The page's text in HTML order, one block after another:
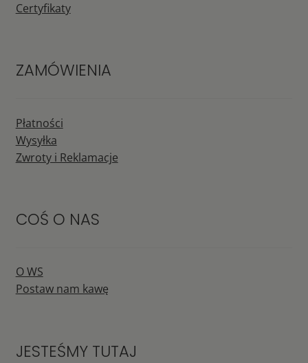
Certyfikaty
ZAMÓWIENIA
Płatności
Wysyłka
Zwroty i Reklamacje
COŚ O NAS
O WS
Postaw nam kawę
JESTEŚMY TUTAJ